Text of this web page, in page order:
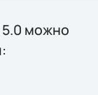
можно